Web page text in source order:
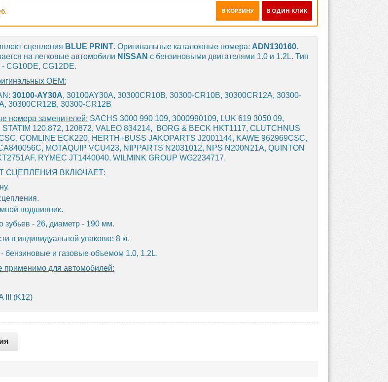
В ОДИН КЛИК
В КОРЗИНУ
сцепления BLUE PRINT. Оригинальные каталожные номера: ADN130160.
на легковые автомобили NISSAN с бензиновыми двигателями 1.0 и 1.2L. Тип
- CG10DE, CG12DE.
OEM:
30100-AY30A, 30100AY30A, 30300CR10B, 30300-CR10B, 30300CR12A, 30300-
30300CR12B, 30300-CR12B
номера заменителей: SACHS 3000 990 109, 3000990109, LUK 619 3050 09,
STATIM 120.872, 120872, VALEO 834214, BORG & BECK HKT1117, CLUTCHNUS
COMLINE ECK220, HERTH+BUSS JAKOPARTS J2001144, KAWE 962969CSC,
MOTAQUIP VCU423, NIPPARTS N2031012, NPS N200N21A, QUINTON
RYMEC JT1440040, WILMINK GROUP WG2234717.
СЦЕПЛЕНИЯ ВКЛЮЧАЕТ:
подшипник.
зубьев - 26, диаметр - 190 мм.
в индивидуальной упаковке 8 кг.
- бензиновые и газовые объемом 1.0, 1.2L.
применимо для автомобилей:
III (K12)